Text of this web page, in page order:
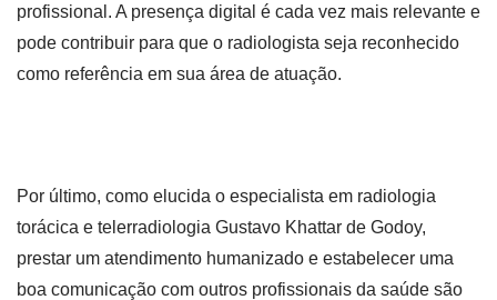
profissional. A presença digital é cada vez mais relevante e
pode contribuir para que o radiologista seja reconhecido
como referência em sua área de atuação.
Por último, como elucida o especialista em radiologia
torácica e telerradiologia Gustavo Khattar de Godoy,
prestar um atendimento humanizado e estabelecer uma
boa comunicação com outros profissionais da saúde são